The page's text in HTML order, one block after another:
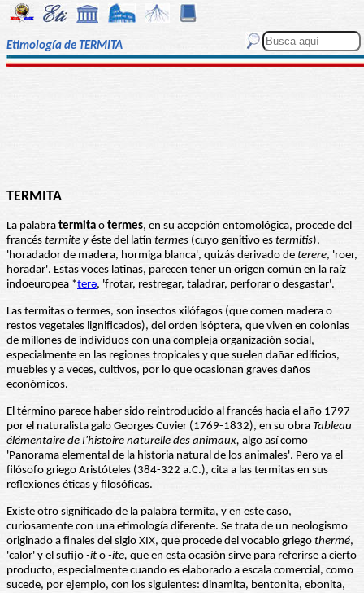
Etimología de TERMITA
TERMITA
La palabra termita o termes, en su acepción entomológica, procede del
francés termite y éste del latín termes (cuyo genitivo es termitis),
'horadador de madera, hormiga blanca', quizás derivado de terere, 'roer,
horadar'. Estas voces latinas, parecen tener un origen común en la raíz
indoeuropea *terə, 'frotar, restregar, taladrar, perforar o desgastar'.
Las termitas o termes, son insectos xilófagos (que comen madera o
restos vegetales lignificados), del orden isóptera, que viven en colonias
de millones de individuos con una compleja organización social,
especialmente en las regiones tropicales y que suelen dañar edificios,
muebles y a veces, cultivos, por lo que ocasionan graves daños
económicos.
El término parece haber sido reintroducido al francés hacia el año 1797
por el naturalista galo Georges Cuvier (1769-1832), en su obra Tableau
élémentaire de I'histoire naturelle des animaux, algo así como
'Panorama elemental de la historia natural de los animales'. Pero ya el
filósofo griego Aristóteles (384-322 a.C.), cita a las termitas en sus
reflexiones éticas y filosóficas.
Existe otro significado de la palabra termita, y en este caso,
curiosamente con una etimología diferente. Se trata de un neologismo
originado a finales del siglo XIX, que procede del vocablo griego thermé,
'calor' y el sufijo -it o -ite, que en esta ocasión sirve para referirse a cierto
producto, especialmente cuando es elaborado a escala comercial, como
sucede, por ejemplo, con los siguientes: dinamita, bentonita, ebonita,